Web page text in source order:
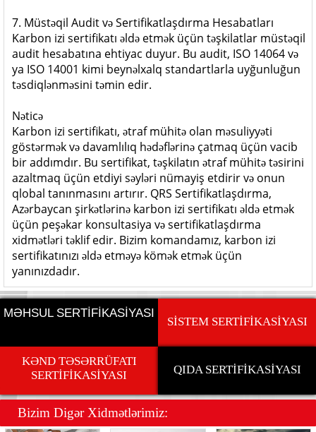
7. Müstəqil Audit və Sertifikatlaşdırma Hesabatları
Karbon izi sertifikatı əldə etmək üçün təşkilatlar müstəqil
audit hesabatına ehtiyac duyur. Bu audit, ISO 14064 və
ya ISO 14001 kimi beynəlxalq standartlarla uyğunluğun
təsdiqlənməsini təmin edir.
Nəticə
Karbon izi sertifikatı, ətraf mühitə olan məsuliyyəti
göstərmək və davamlılıq hədəflərinə çatmaq üçün vacib
bir addımdır. Bu sertifikat, təşkilatın ətraf mühitə təsirini
azaltmaq üçün etdiyi səyləri nümayiş etdirir və onun
qlobal tanınmasını artırır. QRS Sertifikatlaşdırma,
Azərbaycan şirkətlərinə karbon izi sertifikatı əldə etmək
üçün peşəkar konsultasiya və sertifikatlaşdırma
xidmətləri təklif edir. Bizim komandamız, karbon izi
sertifikatınızı əldə etməyə kömək etmək üçün
yanınızdadır.
MƏHSUL SERTİFİKASİYASI
SİSTEM SERTİFİKASİYASI
KƏND TƏSƏRRÜFATI
SERTİFİKASİYASI
QIDA SERTİFİKASİYASI
Bizim Digər Xidmətlərimiz: